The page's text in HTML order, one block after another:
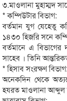
৩.মাওলানা মুহাম্মদ
* কম্পিউটার বিভাগ:
বর্তমান যুগ যেহেতু
১৪৩০ হিজরি সনে
বর্তমানে এ বিভাগের
সাহেব । তিনি
* হিসাব সংরক্ষণ বিভাগ:
অনেকদিন থেকে
হযরত মাওলানা আব্দুল